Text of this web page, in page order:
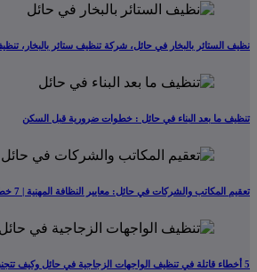
نظيف الستائر بالبخار في حائل، شركة تنظيف ستائر بالبخار،
تنظيف ما بعد البناء في حائل : خطوات ضرورية قبل السكن
تعقيم المكاتب والشركات في حائل: معايير النظافة المهنية | 7 خطوات تضمن بيئة عمل صحية
5 أخطاء قاتلة في تنظيف الواجهات الزجاجية في حائل وكيف تتجنبها باحتراف!